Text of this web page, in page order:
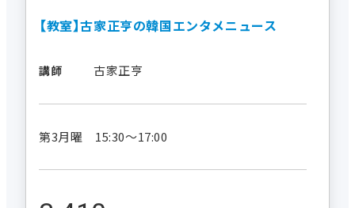
【教室】古家正亨の韓国エンタメニュース
講師 古家正亨
第3月曜 15:30～17:00